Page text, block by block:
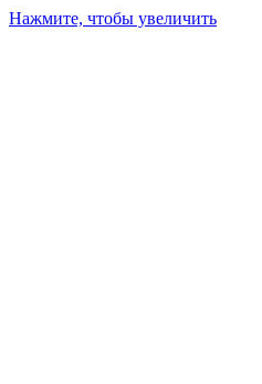
Нажмите, чтобы увеличить